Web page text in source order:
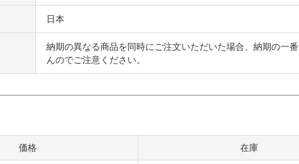
日本
納期の異なる商品を同時にご注文いただいた場合、納期の一
んのでご注意ください。
価格 在庫